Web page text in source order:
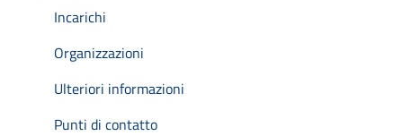
Incarichi
Organizzazioni
Ulteriori informazioni
Punti di contatto